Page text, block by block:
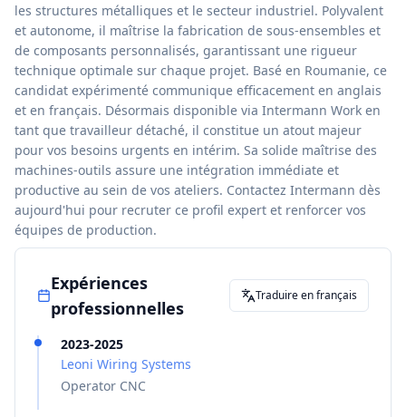
les structures métalliques et le secteur industriel. Polyvalent
et autonome, il maîtrise la fabrication de sous-ensembles et
de composants personnalisés, garantissant une rigueur
technique optimale sur chaque projet. Basé en Roumanie, ce
candidat expérimenté communique efficacement en anglais
et en français. Désormais disponible via Intermann Work en
tant que travailleur détaché, il constitue un atout majeur
pour vos besoins urgents en intérim. Sa solide maîtrise des
machines-outils assure une intégration immédiate et
productive au sein de vos ateliers. Contactez Intermann dès
aujourd'hui pour recruter ce profil expert et renforcer vos
équipes de production.
Expériences
professionnelles
Traduire en français
2023-2025
Leoni Wiring Systems
Operator CNC